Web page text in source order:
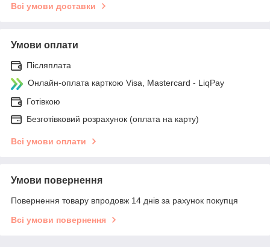
Всі умови доставки
Умови оплати
Післяплата
Онлайн-оплата карткою Visa, Mastercard - LiqPay
Готівкою
Безготівковий розрахунок (оплата на карту)
Всі умови оплати
Умови повернення
Повернення товару впродовж 14 днів за рахунок покупця
Всі умови повернення